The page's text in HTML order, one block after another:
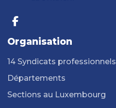
Organisation
14 Syndicats professionnels
Départements
Sections au Luxembourg